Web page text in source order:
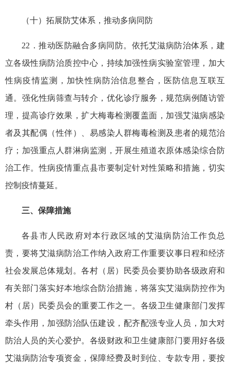
（十）拓展防艾体系，推动多病同防
22．推动医防融合多病同防。依托艾滋病防治体系，建
立各级性病防治质控中心，持续加强性病实验室管理，加大
性病疫情监测，加快性病防治信息整合，医防信息互联互
通。强化性病筛查与转介，优化诊疗服务，规范病例随访管
理，提高诊疗效果，扩大梅毒检测覆盖面，加强艾滋病感染
者及其配偶（性伴）、易感染人群梅毒检测及患者的规范治
疗；加强重点人群淋病监测，开展生殖道衣原体感染综合防
治工作。性病疫情重点县市要制定针对性策略和措施，切实
控制疫情蔓延。
三、保障措施
各县市人民政府对本行政区域的艾滋病防治工作负总
责，要将艾滋病防治工作纳入政府工作重要议事日程和经济
社会发展总体规划。各村（居）民委员会要协助各级政府和
有关部门落实好本地综合防治措施，将落实艾滋病防控作为
村（居）民委员会的重要工作之一。各级卫生健康部门发挥
牵头作用，加强防治队伍建设，配齐配强专业人员，加大对
防治人员的关心爱护。各级财政和卫生健康部门要用好各级
艾滋病防治专项资金，保障经费及时到位、专款专用，要按